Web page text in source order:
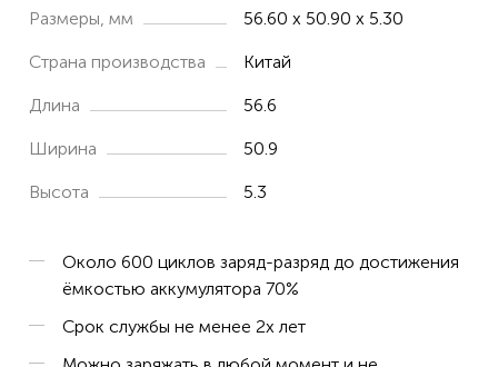
Galaxy J2 2017 Duos
Galaxy J2 2017 Duos LTE
SM-J200GM/DD
Размеры, мм 56.60 x 50.90 x 5.30
Страна производства Китай
Длина 56.6
Ширина 50.9
Высота 5.3
Около 600 циклов заряд-разряд до достижения
ёмкостью аккумулятора 70%
Срок службы не менее 2х лет